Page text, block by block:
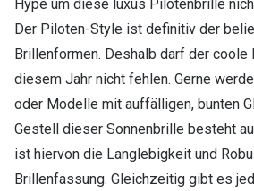
Hype um diese luxus Pilotenbrille
Der Piloten-Style ist definitiv der
Brillenformen. Deshalb darf der coole
diesem Jahr nicht fehlen. Gerne
oder Modelle mit auffälligen, bunten
Gestell dieser Sonnenbrille besteht
ist hiervon die Langlebigkeit und
Brillenfassung. Gleichzeitig gibt es